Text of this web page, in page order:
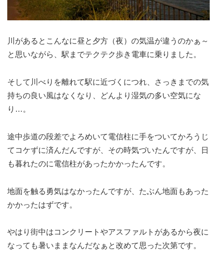
川があるとこんなに昼と夕方（夜）の気温が違うのかぁ～
と思いながら、駅までテクテク歩き電車に乗りました。
そして川べりを離れて駅に近づくにつれ、さっきまでの気
持ちの良い風はなくなり、どんより湿気の多い空気にな
り…。
途中歩道の段差でよろめいて電信柱に手をついてかろうじ
てコケずに済んだんですが、その時気づいたんですが、日
も暮れたのに電信柱があったかかったんです。
地面を触る勇気はなかったんですが、たぶん地面もあった
かかったはずです。
やはり街中はコンクリートやアスファルトがあるから夜に
なっても暑いままなんだなぁと改めて思った次第です。